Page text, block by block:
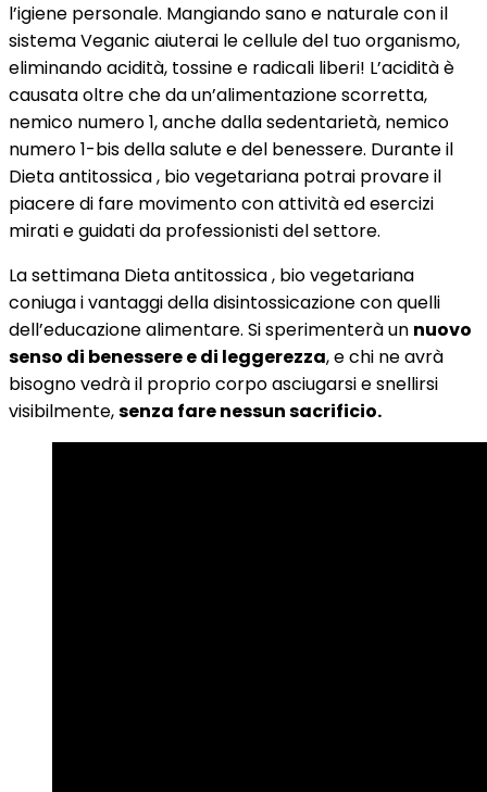
l’igiene personale. Mangiando sano e naturale con il
sistema Veganic aiuterai le cellule del tuo organismo,
eliminando acidità, tossine e radicali liberi! L’acidità è
causata oltre che da un’alimentazione scorretta,
nemico numero 1, anche dalla sedentarietà, nemico
numero 1-bis della salute e del benessere. Durante il
Dieta antitossica , bio vegetariana potrai provare il
piacere di fare movimento con attività ed esercizi
mirati e guidati da professionisti del settore.
La settimana Dieta antitossica , bio vegetariana
coniuga i vantaggi della disintossicazione con quelli
dell’educazione alimentare. Si sperimenterà un nuovo
senso di benessere e di leggerezza, e chi ne avrà
bisogno vedrà il proprio corpo asciugarsi e snellirsi
visibilmente,senza fare nessun sacrificio.